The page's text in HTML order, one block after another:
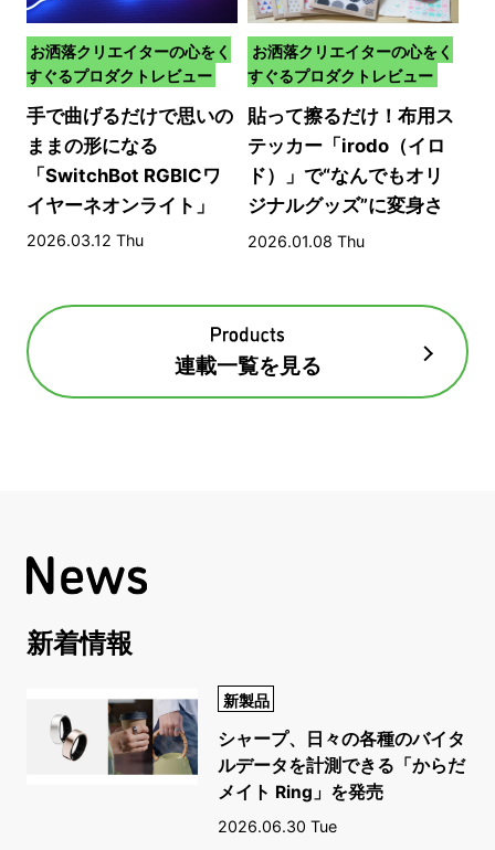
お洒落クリエイターの心をく
すぐるプロダクトレビュー
手で曲げるだけで思いの
ままの形になる
「SwitchBot RGBICワ
イヤーネオンライト」
2026.03.12 Thu
お洒落クリエイターの心をく
すぐるプロダクトレビュー
貼って擦るだけ！布用ス
テッカー「irodo（イロ
ド）」で“なんでもオリ
ジナルグッズ”に変身さ
せる方法​
2026.01.08 Thu
連載一覧を見る
新着情報
新製品
シャープ、日々の各種のバイタ
ルデータを計測できる「からだ
メイト Ring」を発売
2026.06.30 Tue